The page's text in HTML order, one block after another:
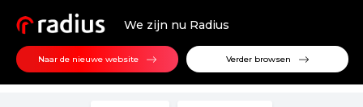
We zijn nu Radius
Naar de nieuwe website Verder browsen